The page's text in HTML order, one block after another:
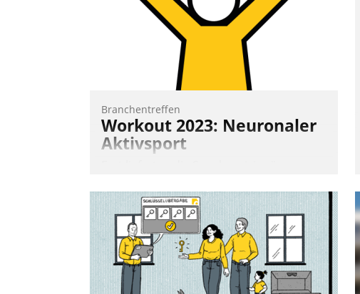
Nadja Hußmann
Branchentreffen
Workout 2023: Neuronaler
Aktivsport
aktiv und sammelten methodisch
Vernetzungsideen fürs Quartier.
Dazwischen zeigte Datatrain, was es
Neues zu bieten hat.